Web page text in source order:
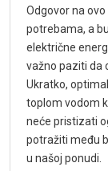
Odgovor na
potrebama, a
električne
važno paziti da
Ukratko,
toplom vodom
neće pristizati
potražiti među
u našoj ponudi.